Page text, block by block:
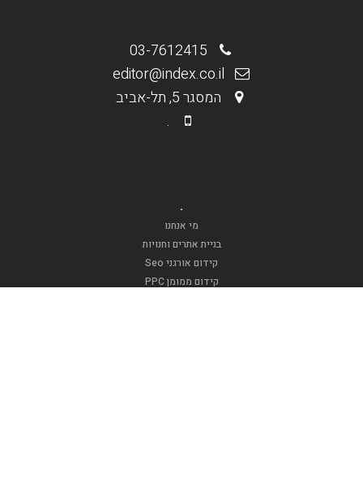
המסגר 5, תל-אביב
.
.
מי אנחנו
בניית אתרים וחנויות
קידום אורגני Seo
קידום ממומן PPC